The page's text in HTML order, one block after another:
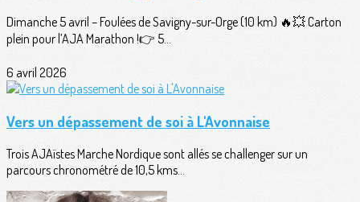
Dimanche 5 avril – Foulées de Savigny-sur-Orge (10 km) 🔥💥 Carton
plein pour l’AJA Marathon !👉 5...
6 avril 2026
Vers un dépassement de soi à L'Avonnaise
Trois AJAïstes Marche Nordique sont allés se challenger sur un
parcours chronométré de 10,5 kms...